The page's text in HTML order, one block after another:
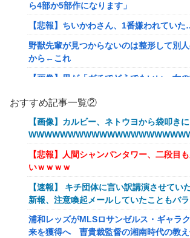
ら4部か5部作になります」
【悲報】ちいかわさん、1番嫌われてい
野獣先輩が見つからないのは整形して別
から←これ
【画像】男が「ガチでどうでもいい」女
【悲報】みい山作者さん、あらゆる過去を
【艦これ】 E5の対潜レベリング用に装備
ど・・・
あなたは衛宮士郎の代わりに五次に挑むよ
【悲報】バンダイ、とんでもないガシャ
売する
海外「世界で日本を死守するぞ！」 日本
ちびっ子集団が世界をメロメロに
おすすめ記事一覧②
【画像】カルビー、ネトウヨから袋叩き
【悲報】人間シャンパンタワー、二段目
いｗｗｗｗ
【速報】 キチ団体に言い訳講演させてい
新報、注意喚起メールしていたこともバ
浦和レッズがMLSロサンゼルス・ギャラ
来を獲得へ 曺貴裁監督の湘南時代の教